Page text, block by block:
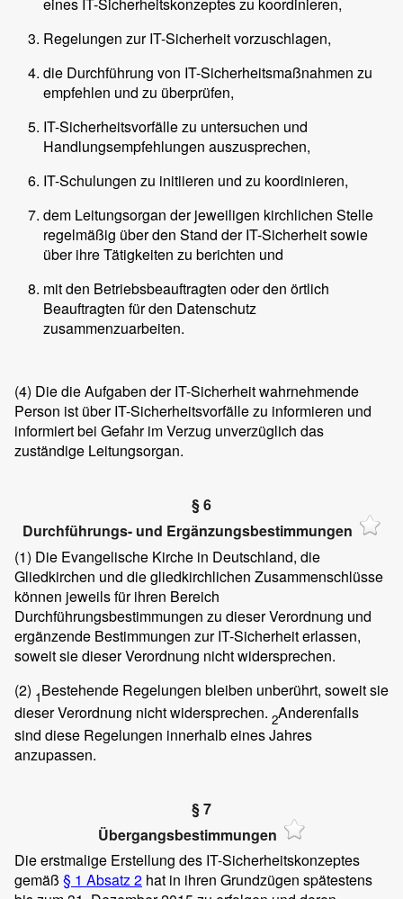
eines IT-Sicherheitskonzeptes zu koordinieren,
Regelungen zur IT-Sicherheit vorzuschlagen,
die Durchführung von IT-Sicherheitsmaßnahmen zu
empfehlen und zu überprüfen,
IT-Sicherheitsvorfälle zu untersuchen und
Handlungsempfehlungen auszusprechen,
IT-Schulungen zu initiieren und zu koordinieren,
dem Leitungsorgan der jeweiligen kirchlichen Stelle
regelmäßig über den Stand der IT-Sicherheit sowie
über ihre Tätigkeiten zu berichten und
mit den Betriebsbeauftragten oder den örtlich
Beauftragten für den Datenschutz
zusammenzuarbeiten.
(4) Die die Aufgaben der IT-Sicherheit wahrnehmende
Person ist über IT-Sicherheitsvorfälle zu informieren und
informiert bei Gefahr im Verzug unverzüglich das
zuständige Leitungsorgan.
§ 6
Durchführungs- und Ergänzungsbestimmungen
(1) Die Evangelische Kirche in Deutschland, die
Gliedkirchen und die gliedkirchlichen Zusammenschlüsse
können jeweils für ihren Bereich
Durchführungsbestimmungen zu dieser Verordnung und
ergänzende Bestimmungen zur IT-Sicherheit erlassen,
soweit sie dieser Verordnung nicht widersprechen.
(2) 1Bestehende Regelungen bleiben unberührt, soweit sie
dieser Verordnung nicht widersprechen. 2Anderenfalls
sind diese Regelungen innerhalb eines Jahres
anzupassen.
§ 7
Übergangsbestimmungen
Die erstmalige Erstellung des IT-Sicherheitskonzeptes
gemäß § 1 Absatz 2 hat in ihren Grundzügen spätestens